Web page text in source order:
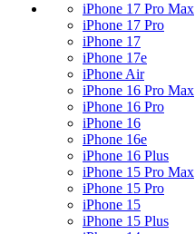
iPhone 17 Pro Max
iPhone 17 Pro
iPhone 17
iPhone 17e
iPhone Air
iPhone 16 Pro Max
iPhone 16 Pro
iPhone 16
iPhone 16e
iPhone 16 Plus
iPhone 15 Pro Max
iPhone 15 Pro
iPhone 15
iPhone 15 Plus